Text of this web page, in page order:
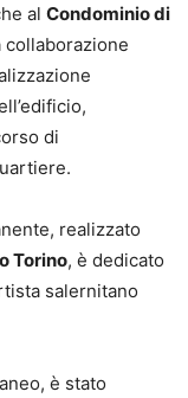
al Condominio di
collaborazione
di
realizzato
Torino, è dedicato
salernitano
è stato